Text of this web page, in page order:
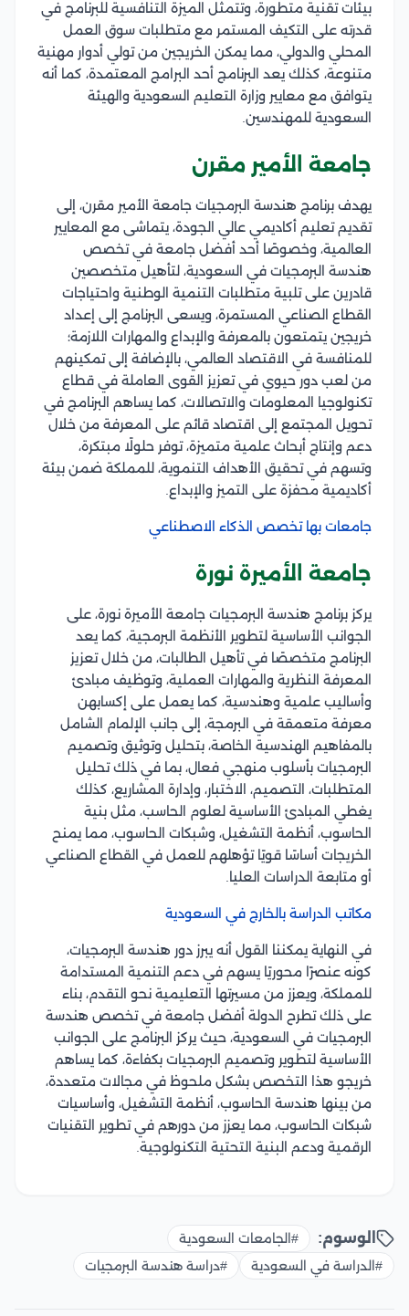
بيئات تقنية متطورة، وتتمثل الميزة التنافسية للبرنامج في
قدرته على التكيف المستمر مع متطلبات سوق العمل
المحلي والدولي، مما يمكن الخريجين من تولي أدوار مهنية
متنوعة، كذلك يعد البرنامج أحد البرامج المعتمدة، كما أنه
يتوافق مع معايير وزارة التعليم السعودية والهيئة
السعودية للمهندسين.
جامعة الأمير مقرن
يهدف برنامج هندسة البرمجيات جامعة الأمير مقرن، إلى
تقديم تعليم أكاديمي عالي الجودة، يتماشى مع المعايير
العالمية، وخصوصًا أحد أفضل جامعة في تخصص
هندسة البرمجيات في السعودية، لتأهيل متخصصين
قادرين على تلبية متطلبات التنمية الوطنية واحتياجات
القطاع الصناعي المستمرة، ويسعى البرنامج إلى إعداد
خريجين يتمتعون بالمعرفة والإبداع والمهارات اللازمة؛
للمنافسة في الاقتصاد العالمي، بالإضافة إلى تمكينهم
من لعب دور حيوي في تعزيز القوى العاملة في قطاع
تكنولوجيا المعلومات والاتصالات، كما يساهم البرنامج في
تحويل المجتمع إلى اقتصاد قائم على المعرفة من خلال
دعم وإنتاج أبحاث علمية متميزة، توفر حلولًا مبتكرة،
وتسهم في تحقيق الأهداف التنموية، للمملكة ضمن بيئة
أكاديمية محفزة على التميز والإبداع.
جامعات بها تخصص الذكاء الاصطناعي
جامعة الأميرة نورة
يركز برنامج هندسة البرمجيات جامعة الأميرة نورة، على
الجوانب الأساسية لتطوير الأنظمة البرمجية، كما يعد
البرنامج متخصصًا في تأهيل الطالبات، من خلال تعزيز
المعرفة النظرية والمهارات العملية، وتوظيف مبادئ
وأساليب علمية وهندسية، كما يعمل على إكسابهن
معرفة متعمقة في البرمجة، إلى جانب الإلمام الشامل
بالمفاهيم الهندسية الخاصة، بتحليل وتوثيق وتصميم
البرمجيات بأسلوب منهجي فعال، بما في ذلك تحليل
المتطلبات، التصميم، الاختبار، وإدارة المشاريع، كذلك
يغطي المبادئ الأساسية لعلوم الحاسب، مثل بنية
الحاسوب، أنظمة التشغيل، وشبكات الحاسوب، مما يمنح
الخريجات أساسًا قويًا تؤهلهم للعمل في القطاع الصناعي
أو متابعة الدراسات العليا.
مكاتب الدراسة بالخارج في السعودية
في النهاية يمكننا القول أنه يبرز دور هندسة البرمجيات،
كونه عنصرًا محوريًا يسهم في دعم التنمية المستدامة
للمملكة، ويعزز من مسيرتها التعليمية نحو التقدم، بناء
على ذلك تطرح الدولة أفضل جامعة في تخصص هندسة
البرمجيات في السعودية، حيث يركز البرنامج على الجوانب
الأساسية لتطوير وتصميم البرمجيات بكفاءة، كما يساهم
خريجو هذا التخصص بشكل ملحوظ في مجالات متعددة،
من بينها هندسة الحاسوب، أنظمة التشغيل، وأساسيات
شبكات الحاسوب، مما يعزز من دورهم في تطوير التقنيات
الرقمية ودعم البنية التحتية التكنولوجية.
الوسوم:
#الجامعات السعودية
#الدراسة في السعودية
#دراسة هندسة البرمجيات